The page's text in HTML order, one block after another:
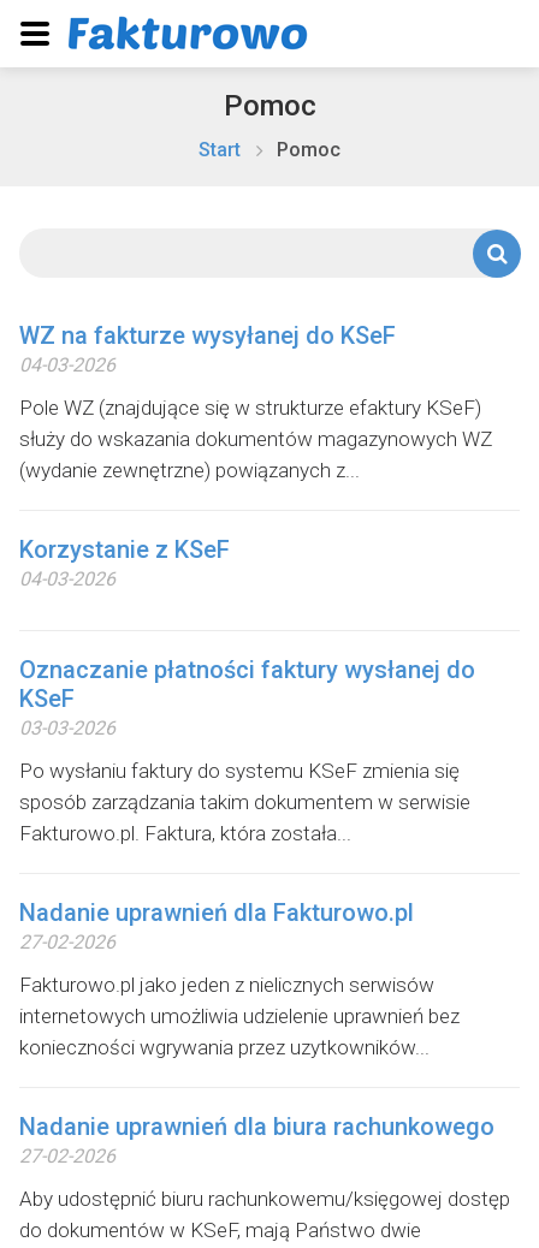
Pomoc
Start Pomoc
WZ na fakturze wysyłanej do KSeF
04-03-2026
Pole WZ (znajdujące się w strukturze efaktury KSeF)
służy do wskazania dokumentów magazynowych WZ
(wydanie zewnętrzne) powiązanych z...
Korzystanie z KSeF
04-03-2026
Oznaczanie płatności faktury wysłanej do
KSeF
03-03-2026
Po wysłaniu faktury do systemu KSeF zmienia się
sposób zarządzania takim dokumentem w serwisie
Fakturowo.pl. Faktura, która została...
Nadanie uprawnień dla Fakturowo.pl
27-02-2026
Fakturowo.pl jako jeden z nielicznych serwisów
internetowych umożliwia udzielenie uprawnień bez
konieczności wgrywania przez uzytkowników...
Nadanie uprawnień dla biura rachunkowego
27-02-2026
Aby udostępnić biuru rachunkowemu/księgowej dostęp
do dokumentów w KSeF, mają Państwo dwie